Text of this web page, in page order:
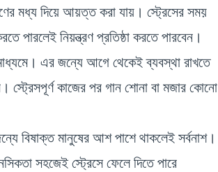
মধ্য দিয়ে আয়ত্ত করা যায়। স্ট্রেসের সময়
পারলেই নিয়ন্ত্রণ প্রতিষ্ঠা করতে পারবেন।
এর জন্যে আগে থেকেই ব্যবস্থা রাখতে
কাজের পর গান শোনা বা মজার কোনো
বিষাক্ত মানুষের আশ পাশে থাকলেই সর্বনাশ।
সহজেই স্ট্রেসে ফেলে দিতে পারে